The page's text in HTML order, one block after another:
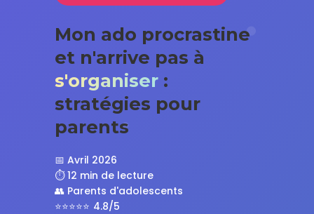
Mon ado procrastine
et n'arrive pas à
s'organiser :
stratégies pour
parents
📅 Avril 2026
⏱️ 12 min de lecture
👥 Parents d'adolescents
4.8/5